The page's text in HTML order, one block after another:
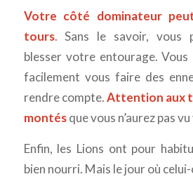
Votre côté dominateur
tours. Sans le savoir, vous
blesser votre entourage. Vous
facilement vous faire des
rendre compte.Attention aux
montésque vous n’aurez pas
Enfin, les Lions ont pour
bien nourri. Mais le jour où